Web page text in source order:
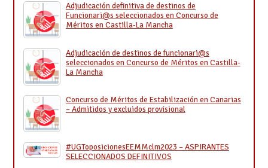
Adjudicación definitiva de destinos de
Funcionari@s seleccionados en Concurso de
Méritos en Castilla-La Mancha
Adjudicación de destinos de funcionari@s
seleccionados en Concurso de Méritos en Castilla-
La Mancha
Concurso de Méritos de Estabilización en Canarias
– Admitidos y excluidos provisional
#UGToposicionesEEMMclm2023 – ASPIRANTES
SELECCIONADOS DEFINITIVOS